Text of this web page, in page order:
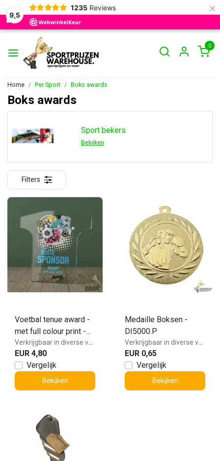
9,5
1235 Reviews ×
0
Home Per Sport Boks awards
Boks awards
Sport bekers
Bekijken
Filters
Voetbal tenue award -
met full colour print -
W211
EUR 4,80
Vergelijk
Bekijken
Medaille Boksen -
DI5000.P
EUR 0,65
Vergelijk
Bekijken